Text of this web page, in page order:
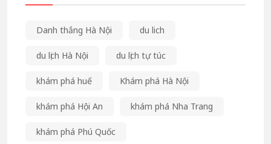
Danh thắng Hà Nội du lich
du lịch Hà Nội du lịch tự túc
khám phá huế Khám phá Hà Nội
khám phá Hội An khám phá Nha Trang
khám phá Phú Quốc